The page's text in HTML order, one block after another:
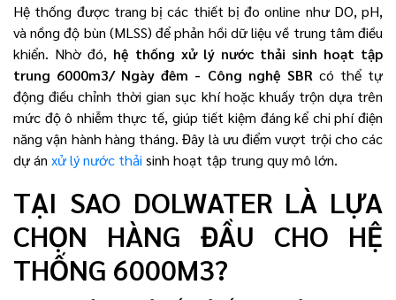
Hệ thống được trang bị các thiết bị đo online như DO, pH,
và nồng độ bùn (MLSS) để phản hồi dữ liệu về trung tâm điều
khiển. Nhờ đó, hệ thống xử lý nước thải sinh hoạt tập
trung 6000m3/ Ngày đêm - Công nghệ SBR có thể tự
động điều chỉnh thời gian sục khí hoặc khuấy trộn dựa trên
mức độ ô nhiễm thực tế, giúp tiết kiệm đáng kể chi phí điện
năng vận hành hàng tháng. Đây là ưu điểm vượt trội cho các
dự án xử lý nước thải sinh hoạt tập trung quy mô lớn.
TẠI SAO DOLWATER LÀ LỰA
CHỌN HÀNG ĐẦU CHO HỆ
THỐNG 6000M3?